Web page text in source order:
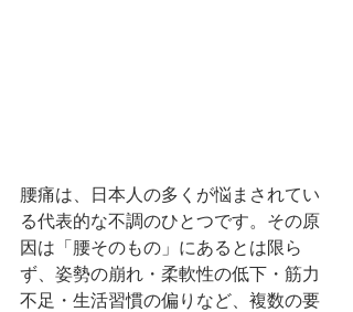
腰痛は、日本人の多くが悩まされてい
る代表的な不調のひとつです。その原
因は「腰そのもの」にあるとは限ら
ず、姿勢の崩れ・柔軟性の低下・筋力
不足・生活習慣の偏りなど、複数の要